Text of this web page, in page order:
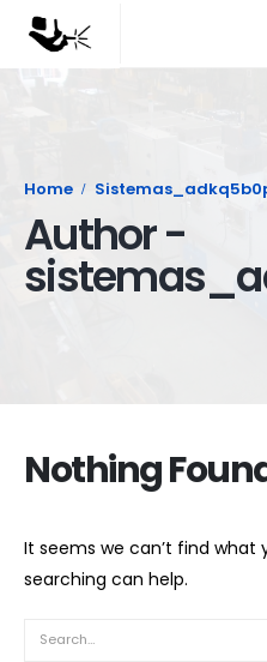
Home
Author -
Nothing
It seems we can’t find what
searching can help.